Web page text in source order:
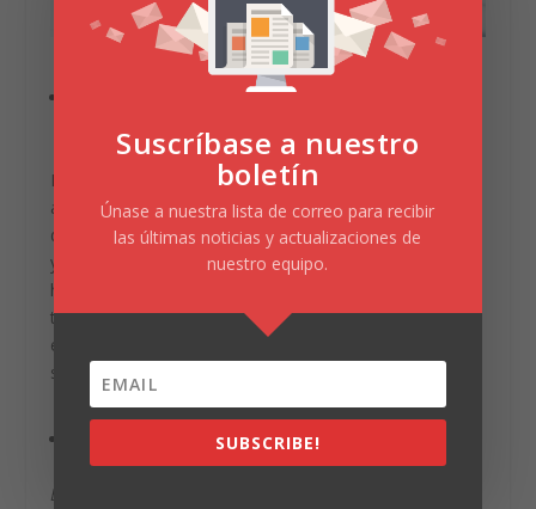
MAL USO DE LAS HERRAMIENTAS
Existen muchas herramientas digitales que pueden
ayudarte a gestionar de forma ideal tus estrategias
digitales; pero, lo cierto es que si no tenemos cuidado
y, aplicamos un mal uso de los recursos o las
herramientas digitales; por desconocimiento puede
traer como consecuencia la pérdida de tiempo en
esfuerzos y acciones, que se ejecutan por intuición y
sin la rigurosidad para generar resultados.
NO HAY RETORNO DE LA INVERSIÓN
El
Suscríbase a nuestro
boletín
Únase a nuestra lista de correo para recibir
las últimas noticias y actualizaciones de
nuestro equipo.
SUBSCRIBE!